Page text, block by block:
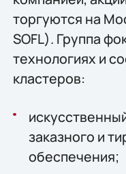
торгуются на
SOFL). Группа
технологиях и
кластеров:
заказного и
обеспечения;